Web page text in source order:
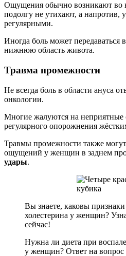
Ощущения обычно возникают во
подолгу не утихают, а напротив,
регулярными.
Иногда боль может передаваться
нижнюю область живота.
Травма промежности
Не всегда боль в области ануса
онкологии.
Многие жалуются на неприятные
регулярного опорожнения
Травмы промежности также
ощущений у женщин в заднем
удары.
Вы знаете, каковы
холестерина у женщин?
сейчас!
Нужна ли диета при
у женщин? Ответ на вопрос